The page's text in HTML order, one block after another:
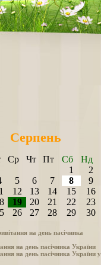
Серпень
Ср Чт Пт Сб
Нд
1
2
5 6 7 8
9
12 13 14 15
16
19 20 21 22
23
26 27 28 29
30
на день пасічника
на день пасічника України
на день пасічника України у